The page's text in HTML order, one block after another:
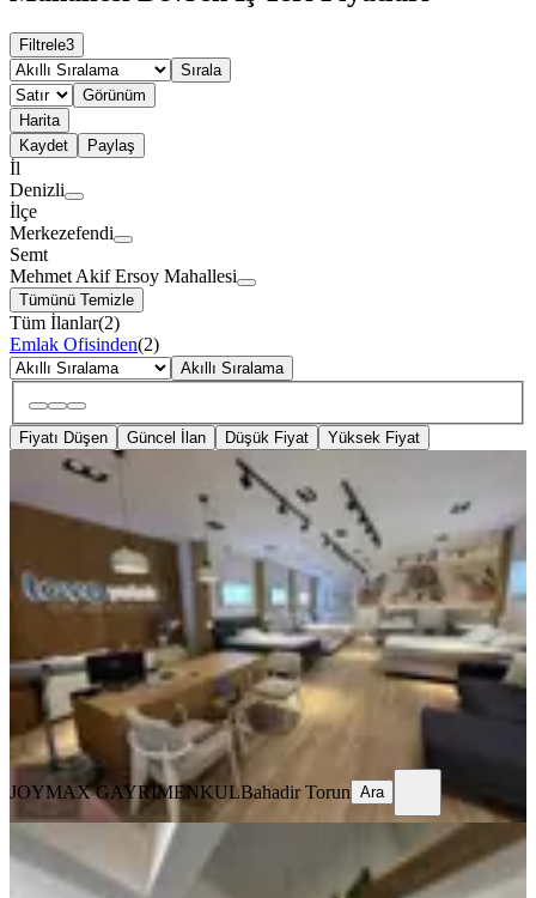
Filtrele3
Sırala
Görünüm
Harita
Kaydet
Paylaş
İl
Denizli
İlçe
Merkezefendi
Semt
Mehmet Akif Ersoy Mahallesi
Tümünü Temizle
Tüm İlanlar(2)
Emlak Ofisinden(2)
Akıllı Sıralama
Fiyatı Düşen Güncel İlan Düşük Fiyat Yüksek Fiyat
Cadde Üstü Devren Kiralık Mobilya
Mağazası
Merkezefendi, Mehmet Akif Ersoy Mahallesi
3 Oda
250 m² ·Düz Giriş (Zemin)·20.05.2026
1.400.000 ₺
JOYMAX GAYRİMENKULBahadir Torun
Ara
JOYMAX GAYRİMENKULBahadir Torun Ara
Yatırımlüx'ten Mehmet Akif Ersoy
Mh. Devren Kiralık Dükkan